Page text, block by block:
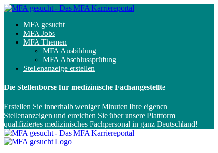
MFA gesucht
MFA Jobs
MFA Themen
MFA Ausbildung
MFA Abschlussprüfung
Stellenanzeige erstellen
Die Stellenbörse für medizinische Fachangestellte
Erstellen Sie innerhalb weniger Minuten Ihre eigenen
Stellenanzeigen und erreichen Sie über unsere Plattform
qualifiziertes medizinisches Fachpersonal in ganz Deutschland!